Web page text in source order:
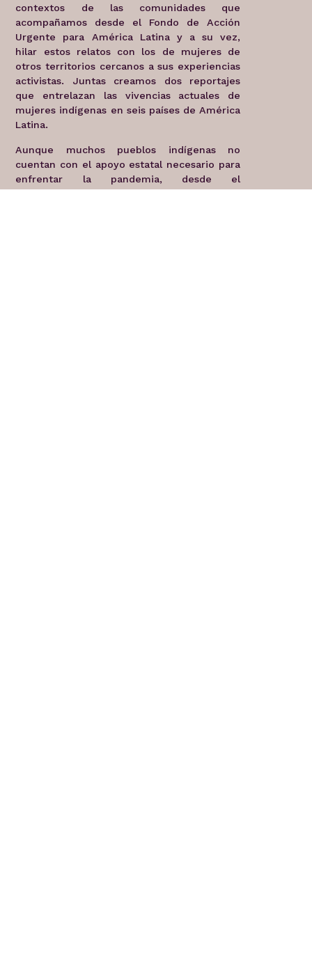
contextos de las comunidades que
acompañamos desde el Fondo de Acción
Urgente para América Latina y a su vez,
hilar estos relatos con los de mujeres de
otros territorios cercanos a sus experiencias
activistas. Juntas creamos dos reportajes
que entrelazan las vivencias actuales de
mujeres indígenas en seis países de América
Latina.
Aunque muchos pueblos indígenas no
cuentan con el apoyo estatal necesario para
enfrentar la pandemia, desde el
autogobierno las protagonistas de estas